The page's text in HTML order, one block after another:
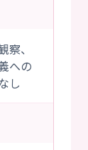
、
への
し